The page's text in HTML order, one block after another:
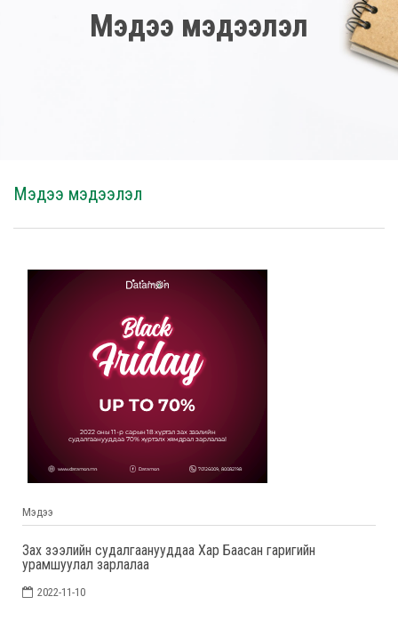
Мэдээ мэдээлэл
Мэдээ мэдээлэл
Мэдээ
Зах зээлийн судалгаанууддаа Хар Баасан гаригийн
урамшуулал зарлалаа
2022-11-10